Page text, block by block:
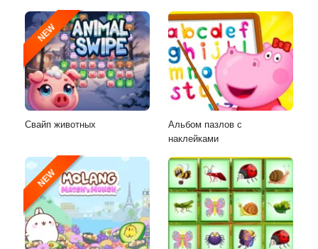
NEW
Свайп животных
Альбом пазлов с
наклейками
NEW